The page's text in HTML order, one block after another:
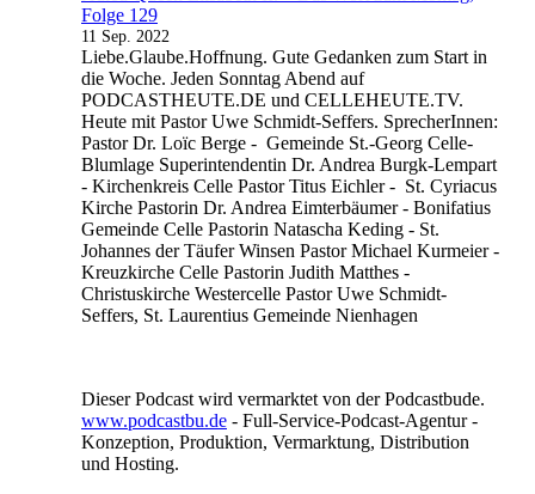
Folge 129
11 Sep. 2022
Liebe.Glaube.Hoffnung. Gute Gedanken zum Start in
die Woche. Jeden Sonntag Abend auf
PODCASTHEUTE.DE und CELLEHEUTE.TV.
Heute mit Pastor Uwe Schmidt-Seffers. SprecherInnen:
Pastor Dr. Loïc Berge - Gemeinde St.-Georg Celle-
Blumlage Superintendentin Dr. Andrea Burgk-Lempart
- Kirchenkreis Celle Pastor Titus Eichler - St. Cyriacus
Kirche Pastorin Dr. Andrea Eimterbäumer - Bonifatius
Gemeinde Celle Pastorin Natascha Keding - St.
Johannes der Täufer Winsen Pastor Michael Kurmeier -
Kreuzkirche Celle Pastorin Judith Matthes -
Christuskirche Westercelle Pastor Uwe Schmidt-
Seffers, St. Laurentius Gemeinde Nienhagen
Dieser Podcast wird vermarktet von der Podcastbude.
www.podcastbu.de - Full-Service-Podcast-Agentur -
Konzeption, Produktion, Vermarktung, Distribution
und Hosting.